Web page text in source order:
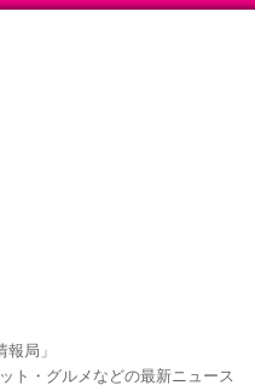
局」
ト・グルメなどの最新ニュース